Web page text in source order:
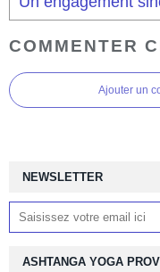
COMMENTER
Ajouter un
NEWSLETTER
ASHTANGA YOGA